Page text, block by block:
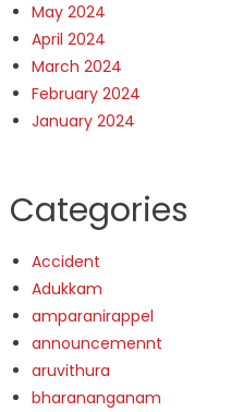
May 2024
April 2024
March 2024
February 2024
January 2024
Categories
Accident
Adukkam
amparanirappel
announcemennt
aruvithura
bharananganam